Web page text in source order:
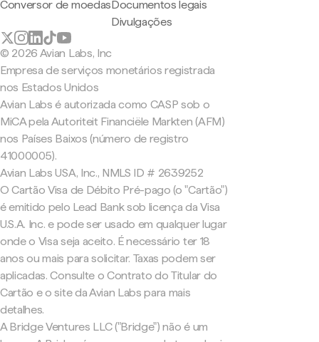
Conversor de moedasDocumentos legais
Divulgações
© 2026 Avian Labs, Inc
Empresa de serviços monetários registrada
nos Estados Unidos
Avian Labs é autorizada como CASP sob o
MiCA pela Autoriteit Financiële Markten (AFM)
nos Países Baixos (número de registro
41000005).
Avian Labs USA, Inc., NMLS ID # 2639252
O Cartão Visa de Débito Pré-pago (o "Cartão")
é emitido pelo Lead Bank sob licença da Visa
U.S.A. Inc. e pode ser usado em qualquer lugar
onde o Visa seja aceito. É necessário ter 18
anos ou mais para solicitar. Taxas podem ser
aplicadas. Consulte o Contrato do Titular do
Cartão e o site da Avian Labs para mais
detalhes.
A Bridge Ventures LLC ("Bridge") não é um